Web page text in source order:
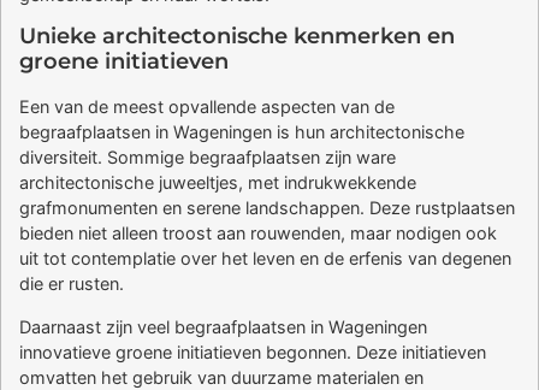
Unieke architectonische kenmerken en
groene initiatieven
Een van de meest opvallende aspecten van de
begraafplaatsen in Wageningen is hun architectonische
diversiteit. Sommige begraafplaatsen zijn ware
architectonische juweeltjes, met indrukwekkende
grafmonumenten en serene landschappen. Deze rustplaatsen
bieden niet alleen troost aan rouwenden, maar nodigen ook
uit tot contemplatie over het leven en de erfenis van degenen
die er rusten.
Daarnaast zijn veel begraafplaatsen in Wageningen
innovatieve groene initiatieven begonnen. Deze initiatieven
omvatten het gebruik van duurzame materialen en